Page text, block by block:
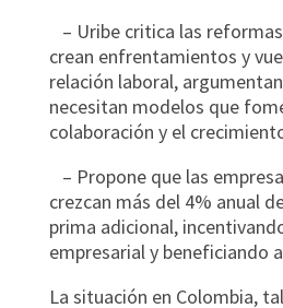
– Uribe critica las
crean enfrentamientos y
relación laboral,
necesitan modelos que
colaboración y el
– Propone que las
crezcan más del 4% anual
prima adicional,
empresarial y beneficiando
La situación en Colombia,